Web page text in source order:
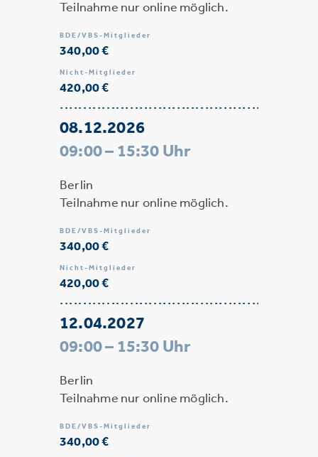
Teilnahme nur online möglich.
BDE/VBS-Mitglieder
340,00 €
Nicht-Mitglieder
420,00 €
08.12.2026
09:00 – 15:30 Uhr
Berlin
Teilnahme nur online möglich.
BDE/VBS-Mitglieder
340,00 €
Nicht-Mitglieder
420,00 €
12.04.2027
09:00 – 15:30 Uhr
Berlin
Teilnahme nur online möglich.
BDE/VBS-Mitglieder
340,00 €